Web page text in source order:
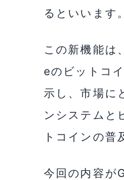
るといいます。
この新機能は
eのビットコ
示し、市場に
ンシステムと
トコインの普
今回の内容が